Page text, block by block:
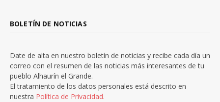
BOLETÍN DE NOTICIAS
Date de alta en nuestro boletín de noticias y recibe cada día un
correo con el resumen de las noticias más interesantes de tu
pueblo Alhaurín el Grande.
El tratamiento de los datos personales está descrito en
nuestra Política de Privacidad.